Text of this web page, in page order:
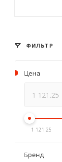
ФИЛЬТР
Цена
1 121.25
Бренд